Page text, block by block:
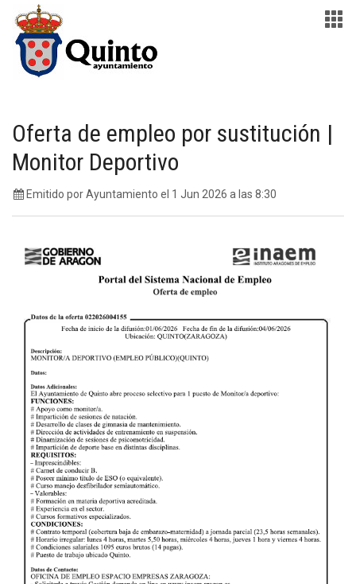
Oferta de empleo por sustitución |
Monitor Deportivo
Emitido por Ayuntamiento el 1 Jun 2026 a las 8:30